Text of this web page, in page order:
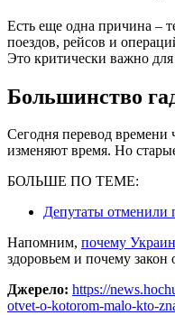
Есть еще одна причина –
поездов, рейсов и
Это критически важно
Большинство
Сегодня перевод
изменяют время. Но
БОЛЬШЕ ПО ТЕМЕ:
Депутаты отменили
Напомним, почему
здоровьем и почему закон
Джерело: https://
otvet-o-kotorom-malo-kto-